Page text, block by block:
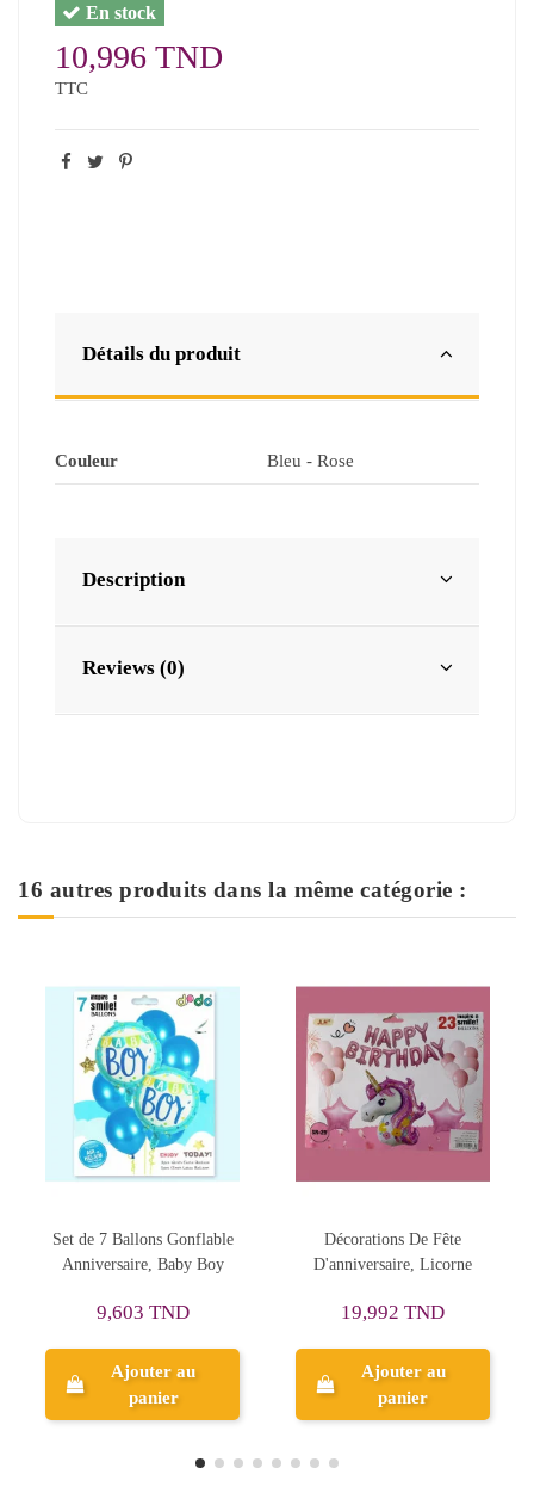
En stock
10,996 TND
TTC
Détails du produit
Couleur Bleu - Rose
Description
Reviews (0)
16 autres produits dans la même catégorie :
Décorations De Fête
D'anniversaire, Licorne
19,992 TND
Ajouter au
panier
Décorations De Fête
D'anniversaire, 25P
Ajouter au
panier